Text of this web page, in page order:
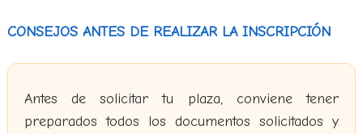
CONSEJOS ANTES DE REALIZAR LA INSCRIPCIÓN
Antes de solicitar tu plaza, conviene tener
preparados todos los documentos solicitados y